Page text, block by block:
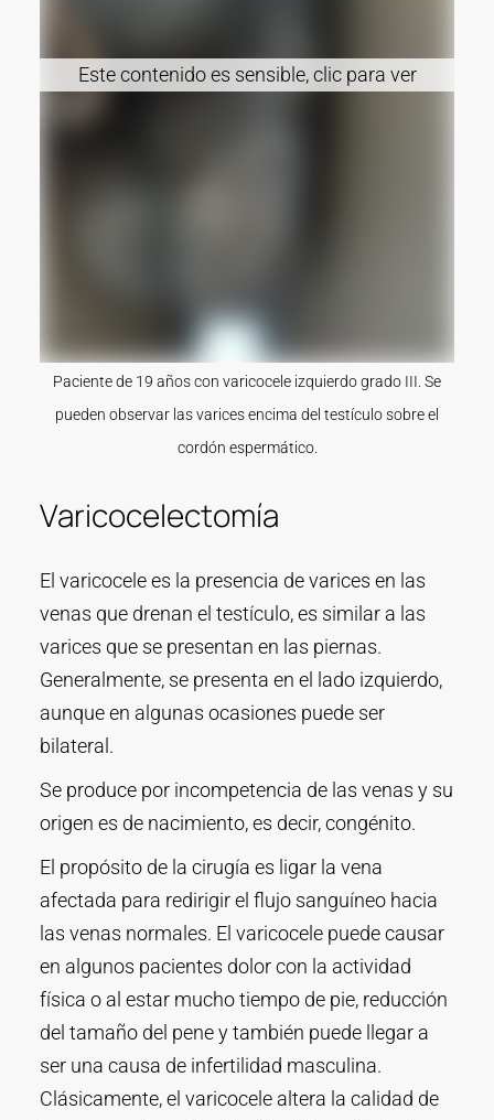
Varicocelectomía
El varicocele es la presencia de varices en las
venas que drenan el testículo, es similar a las
varices que se presentan en las piernas.
Generalmente, se presenta en el lado izquierdo,
aunque en algunas ocasiones puede ser
bilateral.
Se produce por incompetencia de las venas y su
origen es de nacimiento, es decir, congénito.
El propósito de la cirugía es ligar la vena
afectada para redirigir el flujo sanguíneo hacia
las venas normales. El varicocele puede causar
en algunos pacientes dolor con la actividad
física o al estar mucho tiempo de pie, reducción
del tamaño del pene y también puede llegar a
ser una causa de infertilidad masculina.
Clásicamente, el varicocele altera la calidad de
Paciente de 19 años con varicocele izquierdo grado III. Se
pueden observar las varices encima del testículo sobre el
cordón espermático.